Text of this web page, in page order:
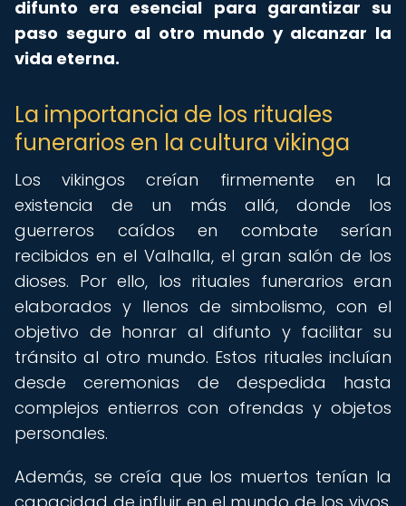
difunto era esencial para garantizar su
paso seguro al otro mundo y alcanzar la
vida eterna.
La importancia de los rituales
funerarios en la cultura vikinga
Los vikingos creían firmemente en la
existencia de un más allá, donde los
guerreros caídos en combate serían
recibidos en el Valhalla, el gran salón de los
dioses. Por ello, los rituales funerarios eran
elaborados y llenos de simbolismo, con el
objetivo de honrar al difunto y facilitar su
tránsito al otro mundo. Estos rituales incluían
desde ceremonias de despedida hasta
complejos entierros con ofrendas y objetos
personales.
Además, se creía que los muertos tenían la